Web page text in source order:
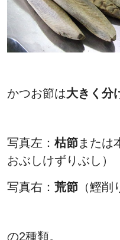
かつお節は大きく分
写真左： 枯節または
おぶしけずりぶし）
写真右： 荒節 （鰹
の2種類。